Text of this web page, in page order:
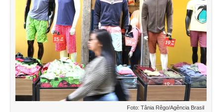
Foto: Tânia Rêgo/Agência Brasil